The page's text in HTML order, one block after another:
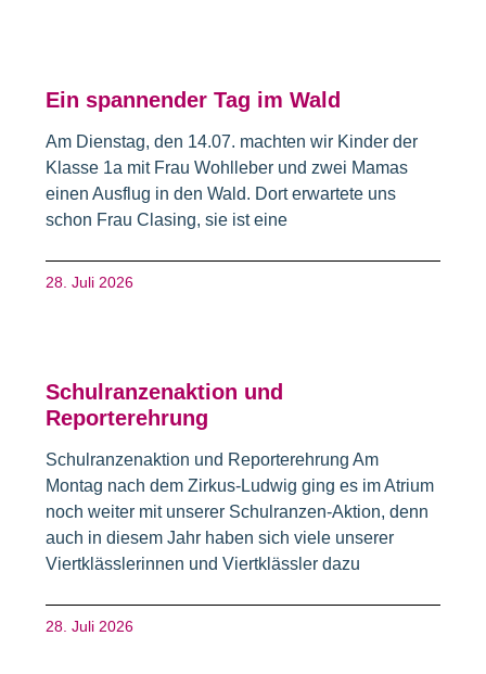
Ein spannender Tag im Wald
Am Dienstag, den 14.07. machten wir Kinder der
Klasse 1a mit Frau Wohlleber und zwei Mamas
einen Ausflug in den Wald. Dort erwartete uns
schon Frau Clasing, sie ist eine
28. Juli 2026
Schulranzenaktion und
Reporterehrung
Schulranzenaktion und Reporterehrung Am
Montag nach dem Zirkus-Ludwig ging es im Atrium
noch weiter mit unserer Schulranzen-Aktion, denn
auch in diesem Jahr haben sich viele unserer
Viertklässlerinnen und Viertklässler dazu
28. Juli 2026